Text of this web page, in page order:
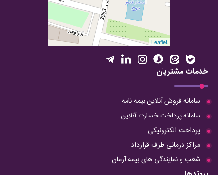
Leaflet
خدمات مشتریان
سامانه فروش آنلاین بیمه نامه
سامانه پرداخت خسارت آنلاین
پرداخت الکترونیکی
مراکز درمانی طرف قرارداد
شعب و نمایندگی های بیمه آرمان